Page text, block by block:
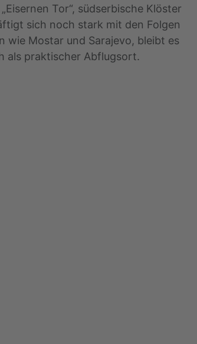
Tor“, südserbische Klöster
sich noch stark mit den Folgen
Mostar und Sarajevo, bleibt es
als praktischer Abflugsort.